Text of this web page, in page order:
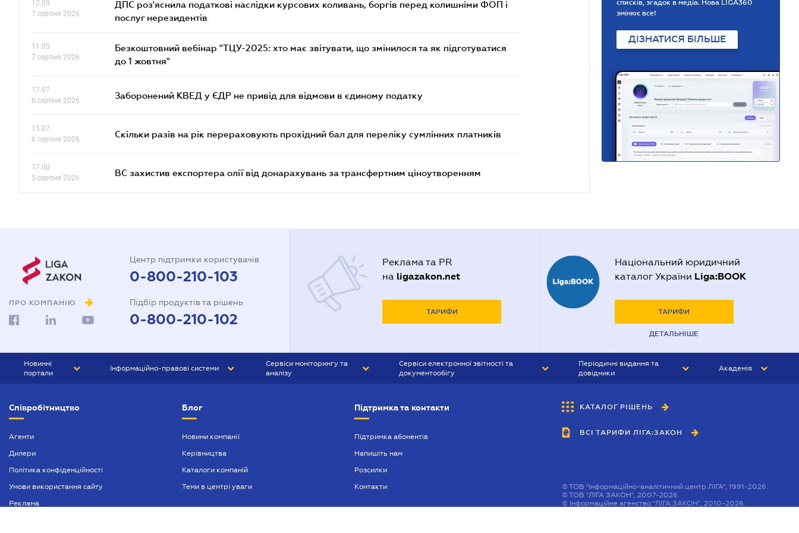
12.09
7 серпня 2026
ДПС роз'яснила податкові наслідки курсових коливань, боргів перед колишніми ФОП і
послуг нерезидентів
11.05
7 серпня 2026
Безкоштовний вебінар "ТЦУ-2025: хто має звітувати, що змінилося та як підготуватися
до 1 жовтня"
17.07
6 серпня 2026
Заборонений КВЕД у ЄДР не привід для відмови в єдиному податку
15.07
6 серпня 2026
Скільки разів на рік перераховують прохідний бал для переліку сумлінних платників
17.00
5 серпня 2026
ВС захистив експортера олії від донарахувань за трансфертним ціноутворенням
списків, згадок в медіа. Нова LIGA360
змінює все!
ДІЗНАТИСЯ БІЛЬШЕ
ПРО КОМПАНІЮ
Центр підтримки користувачів
0-800-210-103
Підбір продуктів та рішень
0-800-210-102
Реклама та PR
на ligazakon.net
ТАРИФИ
Національний юридичний
каталог України Liga:BOOK
ТАРИФИ
ДЕТАЛЬНІШЕ
Новинні
портали
БІЗНЕС
Інформаційно-правові системи
БУХГАЛТЕР ПРОФ
Сервіси моніторингу та
аналізу
Сервіси електронної звітності та
документообігу
Періодичні видання та
довідники
БУХГАЛТЕР&ЗАКОН
ВІСНИК МСФЗ
Академія
Співробітництво
Агенти
Дилери
Політика конфіденційності
Умови використання сайту
Реклама
Блог
Новини компанії
Керівництва
Каталоги компаній
Теми в центрі уваги
Підтримка та контакти
Підтримка абонентів
Напишіть нам
Розсилки
Контакти
КАТАЛОГ РІШЕНЬ
ВСІ ТАРИФИ ЛІГА:ЗАКОН
©ТОВ "інформаційно-аналітичний центр ЛІГА", 1991-2026.
©ТОВ "ЛІГА ЗАКОН", 2007-2026.
© Інформаційне агенство "ЛІГА:ЗАКОН", 2010-2026.